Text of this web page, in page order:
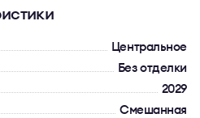
Центральное
Без отделки
2029
Смешанная